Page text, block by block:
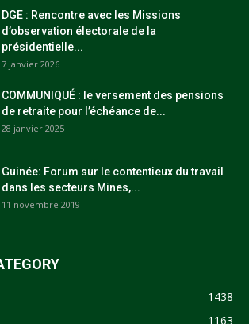
DGE : Rencontre avec les Missions
d’observation électorale de la
présidentielle...
7 janvier 2026
COMMUNIQUÉ : le versement des pensions
de retraite pour l’échéance de...
28 janvier 2025
Guinée: Forum sur le contentieux du travail
dans les secteurs Mines,...
11 novembre 2019
1438
1163